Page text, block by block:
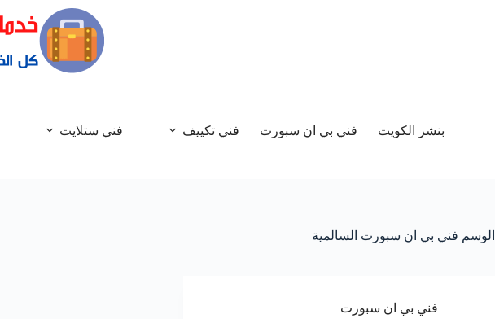
بنشر الكويت فني بي ان سبورت فني تكييف فني ستلايت
الوسم فني بي ان سبورت السالمية
فني بي ان سبورت